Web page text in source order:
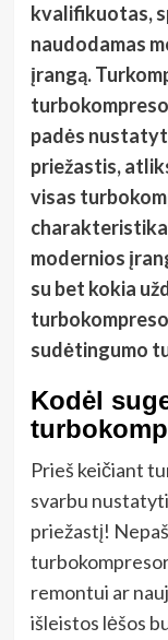
kvalifikuotas,
naudodamas
įrangą.
padės
priežastis,
visas
modernios
su bet kokia
sudėtingumo
Kodėl
Prieš keičiant
svarbu
priežastį!
remontui ar
išleistos lėšos